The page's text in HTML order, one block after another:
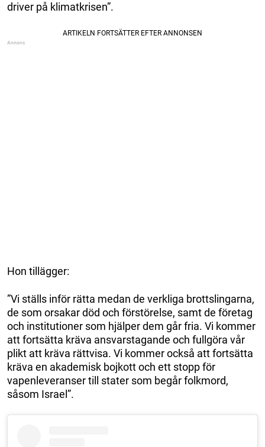
driver på klimatkrisen”.
Hon tillägger:
”Vi ställs inför rätta medan de verkliga brottslingarna,
de som orsakar död och förstörelse, samt de företag
och institutioner som hjälper dem går fria. Vi kommer
att fortsätta kräva ansvarstagande och fullgöra vår
plikt att kräva rättvisa. Vi kommer också att fortsätta
kräva en akademisk bojkott och ett stopp för
vapenleveranser till stater som begår folkmord,
såsom Israel”.